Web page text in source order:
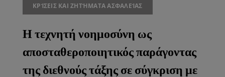
ΚΡΊΣΕΙΣ ΚΑΙ ΖΗΤΉΜΑΤΑ ΑΣΦΑΛΕΊΑΣ
Η τεχνητή νοημοσύνη ως
αποσταθεροποιητικός παράγοντας
της διεθνούς τάξης σε σύγκριση με